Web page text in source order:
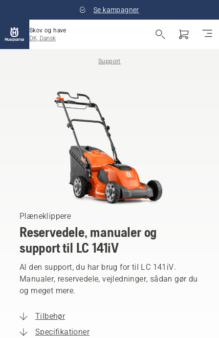
Se kampagner
Skov og have
DK, Dansk
Support
Plæneklippere
Reservedele, manualer og
support til LC 141iV
Al den support, du har brug for til LC 141iV.
Manualer, reservedele, vejledninger, sådan gør du
og meget mere.
Tilbehør
Specifikationer